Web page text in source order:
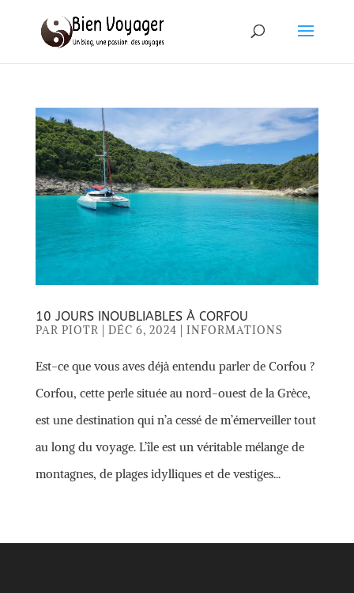
10 JOURS INOUBLIABLES À CORFOU
PAR PIOTR DÉC 6, 2024 INFORMATIONS
Est-ce que vous aves déjà entendu parler de Corfou ?
Corfou, cette perle située au nord-ouest de la Grèce,
est une destination qui n’a cessé de m’émerveiller tout
au long du voyage. L’île est un véritable mélange de
montagnes, de plages idylliques et de vestiges...